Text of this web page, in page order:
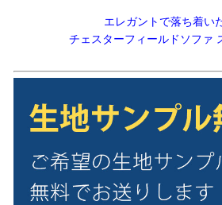
エレガントで落ち着い
チェスターフィールドソファ